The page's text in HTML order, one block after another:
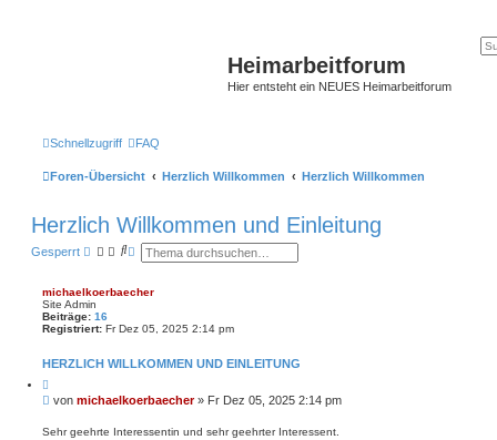
Heimarbeitforum
Hier entsteht ein NEUES Heimarbeitforum
Schnellzugriff FAQ
Foren-Übersicht Herzlich Willkommen Herzlich Willkommen
Herzlich Willkommen und Einleitung
Gesperrt
S
h
E
e
e
e
c
e
michaelkoerbaecher
Site Admin
Beiträge: 16
Registriert: Fr Dez 05, 2025 2:14 pm
HERZLICH WILLKOMMEN UND EINLEITUNG
i
t
e
B
i
von michaelkoerbaecher» Fr Dez 05, 2025 2:14 pm
Sehr geehrte Interessentin und sehr geehrter Interessent.